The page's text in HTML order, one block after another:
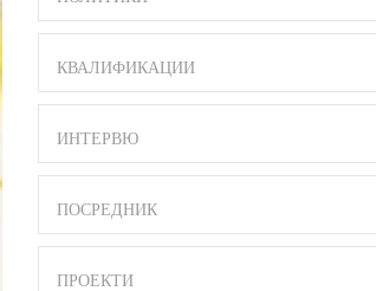
КВАЛИФИКАЦИИ
ИНТЕРВЮ
ПОСРЕДНИК
ПРОЕКТИ